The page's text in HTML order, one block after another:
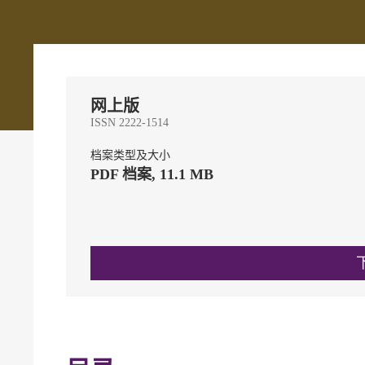
网上版
ISSN 2222-1514
档案类型及大小
PDF 档案, 11.1 MB